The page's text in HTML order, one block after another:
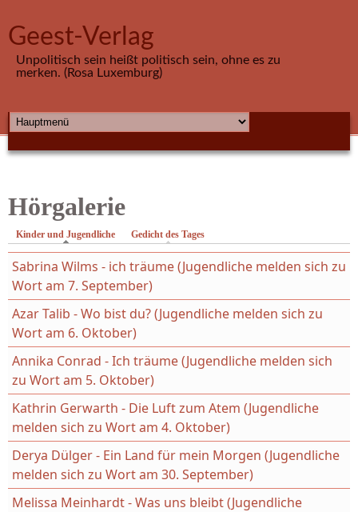
Geest-Verlag
Unpolitisch sein heißt politisch sein, ohne es zu
merken. (Rosa Luxemburg)
HAUPTMENÜ
Hörgalerie
Kinder und Jugendliche (aktiver Reiter)
Gedicht des Tages
Sabrina Wilms - ich träume (Jugendliche melden sich zu
Wort am 7. September)
Azar Talib - Wo bist du? (Jugendliche melden sich zu
Wort am 6. Oktober)
Annika Conrad - Ich träume (Jugendliche melden sich
zu Wort am 5. Oktober)
Kathrin Gerwarth - Die Luft zum Atem (Jugendliche
melden sich zu Wort am 4. Oktober)
Derya Dülger - Ein Land für mein Morgen (Jugendliche
melden sich zu Wort am 30. September)
Melissa Meinhardt - Was uns bleibt (Jugendliche